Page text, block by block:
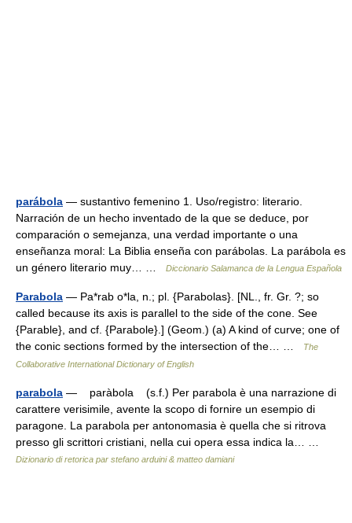
parábola — sustantivo femenino 1. Uso/registro: literario.
Narración de un hecho inventado de la que se deduce, por
comparación o semejanza, una verdad importante o una
enseñanza moral: La Biblia enseña con parábolas. La parábola es
un género literario muy… …
Diccionario Salamanca de la Lengua Española
Parabola — Pa*rab o*la, n.; pl. {Parabolas}. [NL., fr. Gr. ?; so
called because its axis is parallel to the side of the cone. See
{Parable}, and cf. {Parabole}.] (Geom.) (a) A kind of curve; one of
the conic sections formed by the intersection of the… …
The
Collaborative International Dictionary of English
parabola — paràbola (s.f.) Per parabola è una narrazione di
carattere verisimile, avente la scopo di fornire un esempio di
paragone. La parabola per antono­masia è quella che si ritrova
presso gli scrittori cristiani, nella cui opera essa indica la… …
Dizionario di retorica par stefano arduini & matteo damiani